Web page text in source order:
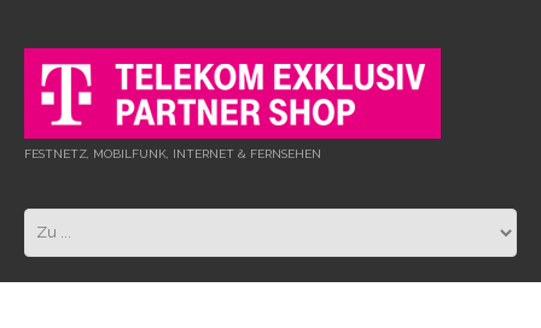
FESTNETZ, MOBILFUNK, INTERNET & FERNSEHEN